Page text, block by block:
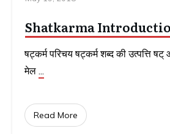
Shatkarma
षट्कर्म परिचय षट्कर्म शब्द की उत्पत्ति
मेल ...
Read More